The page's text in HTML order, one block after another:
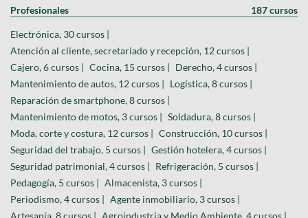
Profesionales 187 cursos
Electrónica, 30 cursos |
Atención al cliente, secretariado y recepción, 12 cursos |
Cajero, 6 cursos | Cocina, 15 cursos | Derecho, 4 cursos |
Mantenimiento de autos, 12 cursos | Logística, 8 cursos |
Reparación de smartphone, 8 cursos |
Mantenimiento de motos, 3 cursos | Soldadura, 8 cursos |
Moda, corte y costura, 12 cursos | Construcción, 10 cursos |
Seguridad del trabajo, 5 cursos | Gestión hotelera, 4 cursos |
Seguridad patrimonial, 4 cursos | Refrigeración, 5 cursos |
Pedagogía, 5 cursos | Almacenista, 3 cursos |
Periodismo, 4 cursos | Agente inmobiliario, 3 cursos |
Artesanía, 8 cursos | Agroindustria y Medio Ambiente, 4 cursos |